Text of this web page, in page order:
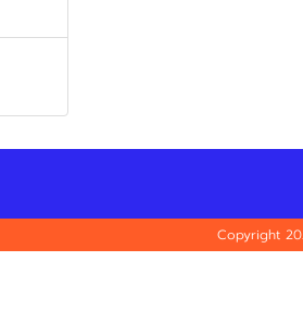
Copyright